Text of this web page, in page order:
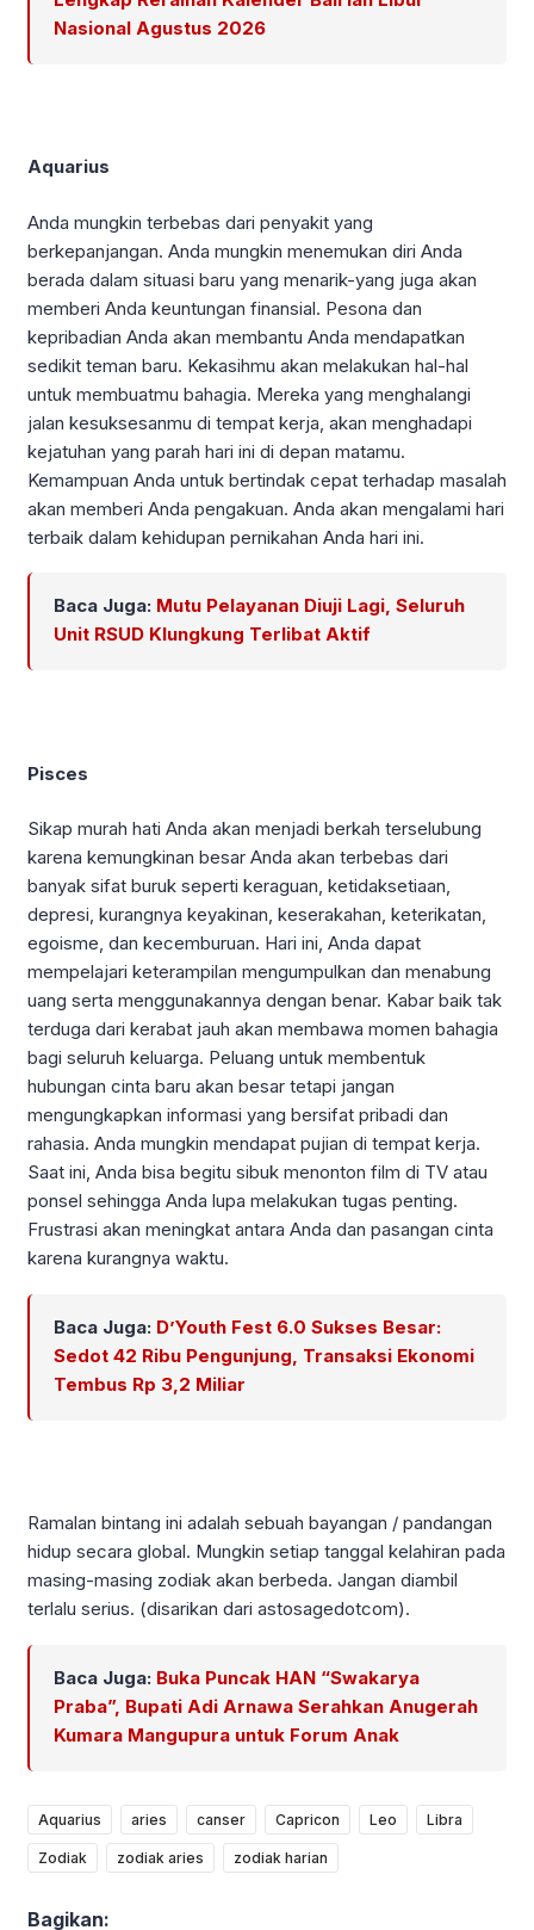
Nasional Agustus 2026
Aquarius
Anda mungkin terbebas dari penyakit yang
berkepanjangan. Anda mungkin menemukan diri Anda
berada dalam situasi baru yang menarik-yang juga akan
memberi Anda keuntungan finansial. Pesona dan
kepribadian Anda akan membantu Anda mendapatkan
sedikit teman baru. Kekasihmu akan melakukan hal-hal
untuk membuatmu bahagia. Mereka yang menghalangi
jalan kesuksesanmu di tempat kerja, akan menghadapi
kejatuhan yang parah hari ini di depan matamu.
Kemampuan Anda untuk bertindak cepat terhadap masalah
akan memberi Anda pengakuan. Anda akan mengalami hari
terbaik dalam kehidupan pernikahan Anda hari ini.
Baca Juga: Mutu Pelayanan Diuji Lagi, Seluruh
Unit RSUD Klungkung Terlibat Aktif
Pisces
Sikap murah hati Anda akan menjadi berkah terselubung
karena kemungkinan besar Anda akan terbebas dari
banyak sifat buruk seperti keraguan, ketidaksetiaan,
depresi, kurangnya keyakinan, keserakahan, keterikatan,
egoisme, dan kecemburuan. Hari ini, Anda dapat
mempelajari keterampilan mengumpulkan dan menabung
uang serta menggunakannya dengan benar. Kabar baik tak
terduga dari kerabat jauh akan membawa momen bahagia
bagi seluruh keluarga. Peluang untuk membentuk
hubungan cinta baru akan besar tetapi jangan
mengungkapkan informasi yang bersifat pribadi dan
rahasia. Anda mungkin mendapat pujian di tempat kerja.
Saat ini, Anda bisa begitu sibuk menonton film di TV atau
ponsel sehingga Anda lupa melakukan tugas penting.
Frustrasi akan meningkat antara Anda dan pasangan cinta
karena kurangnya waktu.
Baca Juga: D’Youth Fest 6.0 Sukses Besar:
Sedot 42 Ribu Pengunjung, Transaksi Ekonomi
Tembus Rp 3,2 Miliar
Ramalan bintang ini adalah sebuah bayangan / pandangan
hidup secara global. Mungkin setiap tanggal kelahiran pada
masing-masing zodiak akan berbeda. Jangan diambil
terlalu serius. (disarikan dari astosagedotcom).
Baca Juga: Buka Puncak HAN “Swakarya
Praba”, Bupati Adi Arnawa Serahkan Anugerah
Kumara Mangupura untuk Forum Anak
Aquarius aries canser Capricon Leo Libra
Zodiak zodiak aries zodiak harian
Bagikan: